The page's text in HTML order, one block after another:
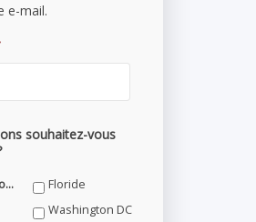
e-mail.
souhaitez-vous
Tout sélectionner
Floride
Washington DC